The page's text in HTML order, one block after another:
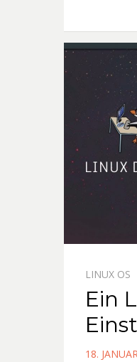
LINUX OS
Ein
POSTED
18.